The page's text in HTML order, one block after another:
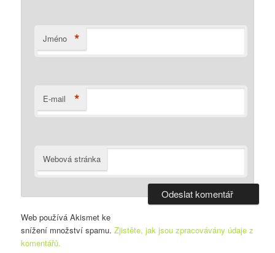
Jméno *
E-mail *
Webová stránka
Web používá Akismet ke
snížení množství spamu.Zjistěte, jak jsou zpracovávány údaje z
komentářů.